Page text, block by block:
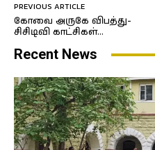
PREVIOUS ARTICLE
கோவை அருகே விபத்து-
சிசிடிவி காட்சிகள்…
Recent News